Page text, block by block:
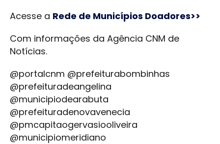
Acesse a Rede de Municípios Doadores>>
Com informações da Agência CNM de
Notícias.
@portalcnm @prefeiturabombinhas
@prefeituradeangelina
@municipiodearabuta
@prefeituradenovavenecia
@pmcapitaogervasiooliveira
@municipiomeridiano